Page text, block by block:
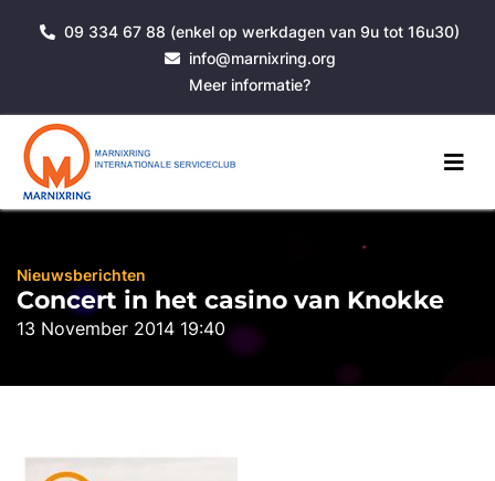
09 334 67 88 (enkel op werkdagen van 9u tot 16u30)
info@marnixring.org
Meer informatie?
Nieuwsberichten
Concert in het casino van Knokke
13 November 2014 19:40